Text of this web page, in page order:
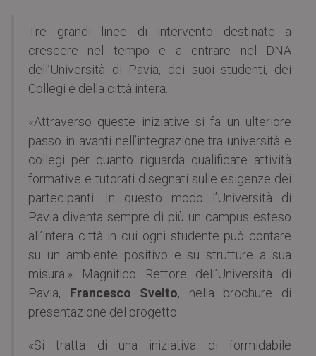
Tre grandi linee di intervento destinate a
crescere nel tempo e a entrare nel DNA
dell’Università di Pavia, dei suoi studenti, dei
Collegi e della città intera.
«Attraverso queste iniziative si fa un ulteriore
passo in avanti nell’integrazione tra università e
collegi per quanto riguarda qualificate attività
formative e tutorati disegnati sulle esigenze dei
partecipanti. In questo modo l’Università di
Pavia diventa sempre di più un campus esteso
all’intera città in cui ogni studente può contare
su un ambiente positivo e su strutture a sua
misura.» Magnifico Rettore dell’Università di
Pavia, Francesco Svelto, nella brochure di
presentazione del progetto
«Si tratta di una iniziativa di formidabile